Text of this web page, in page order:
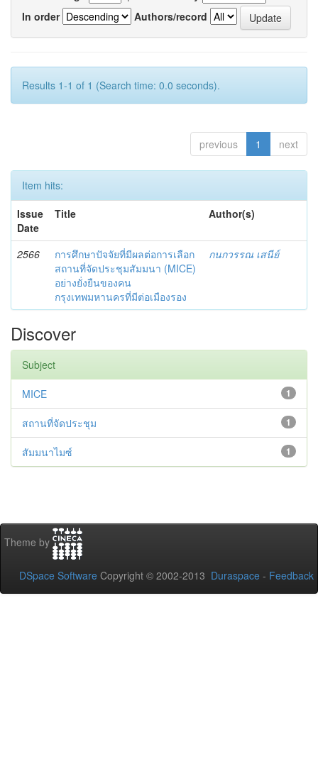
In order
Authors/record
Results 1-1 of 1 (Search time: 0.0 seconds).
previous 1 next
Item hits:
Issue
Date
Title Author(s)
2566
การศึกษาปัจจัยที่มีผลต่อการเลือก
สถานที่จัดประชุมสัมมนา (MICE)
อย่างยั่งยืนของคน
กรุงเทพมหานครที่มีต่อเมืองรอง
กนกวรรณ เสนีย์
Discover
Subject
1
MICE
1
สถานที่จัดประชุม
1
สัมมนาไมซ์
Theme by
DSpace Software Copyright © 2002-2013 Duraspace - Feedback